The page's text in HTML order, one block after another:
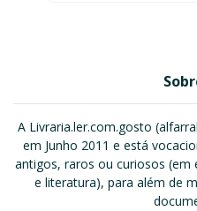
A Livraria.ler.com.gosto
em Junho 2011 e está
antigos, raros ou curiosos (em
e literatura), para além de